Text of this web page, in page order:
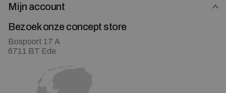
Mijn account
Bezoek onze concept store
Bospoort 17 A
6711 BT Ede